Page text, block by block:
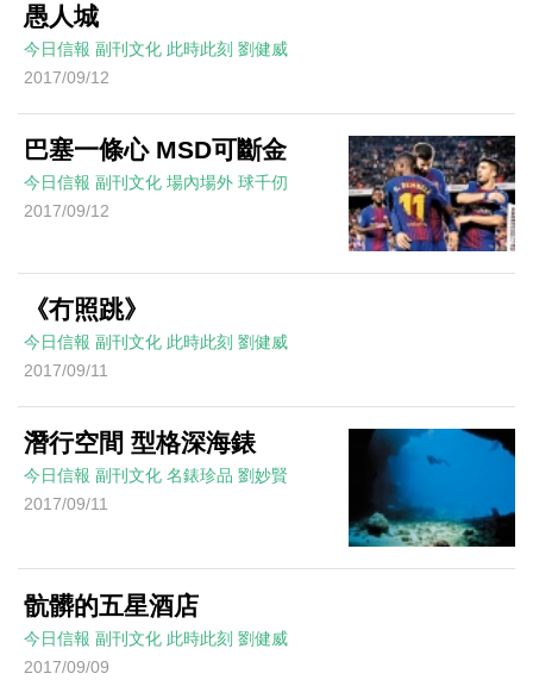
愚人城
今日信報 副刊文化 此時此刻 劉健威
2017/09/12
巴塞一條心 MSD可斷金
今日信報 副刊文化 場內場外 球千仞
2017/09/12
《冇照跳》
今日信報 副刊文化 此時此刻 劉健威
2017/09/11
潛行空間 型格深海錶
今日信報 副刊文化 名錶珍品 劉妙賢
2017/09/11
骯髒的五星酒店
今日信報 副刊文化 此時此刻 劉健威
2017/09/09